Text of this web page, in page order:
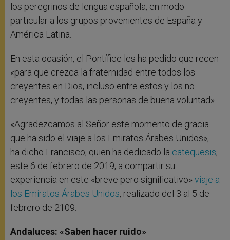
los peregrinos de lengua española, en modo
particular a los grupos provenientes de España y
América Latina.
En esta ocasión, el Pontífice les ha pedido que recen
«para que crezca la fraternidad entre todos los
creyentes en Dios, incluso entre estos y los no
creyentes, y todas las personas de buena voluntad».
«Agradezcamos al Señor este momento de gracia
que ha sido el viaje a los Emiratos Árabes Unidos»,
ha dicho Francisco, quien ha dedicado la catequesis,
este 6 de febrero de 2019, a compartir su
experiencia en este «breve pero significativo» viaje a
los Emiratos Árabes Unidos, realizado del 3 al 5 de
febrero de 2109.
Andaluces: «Saben hacer ruido»